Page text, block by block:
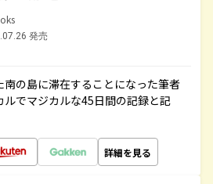
発売
の島に滞在することになった筆者
でマジカルな45日間の記録と記
詳細を見る